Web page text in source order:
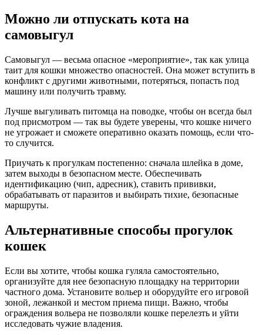
Можно ли отпускать кота на
самовыгул
Самовыгул — весьма опасное «мероприятие», так как улица
таит для кошки множество опасностей. Она может вступить в
конфликт с другими животными, потеряться, попасть под
машину или получить травму.
Лучше выгуливать питомца на поводке, чтобы он всегда был
под присмотром — так вы будете уверены, что кошке ничего
не угрожает и сможете оперативно оказать помощь, если что-
то случится.
Приучать к прогулкам постепенно: сначала шлейка в доме,
затем выходы в безопасном месте. Обеспечивать
идентификацию (чип, адресник), ставить прививки,
обрабатывать от паразитов и выбирать тихие, безопасные
маршруты.
Альтернативные способы прогулок
кошек
Если вы хотите, чтобы кошка гуляла самостоятельно,
организуйте для нее безопасную площадку на территории
частного дома. Установите вольер и оборудуйте его игровой
зоной, лежанкой и местом приема пищи. Важно, чтобы
ограждения вольера не позволяли кошке перелезть и уйти
исследовать чужие владения.